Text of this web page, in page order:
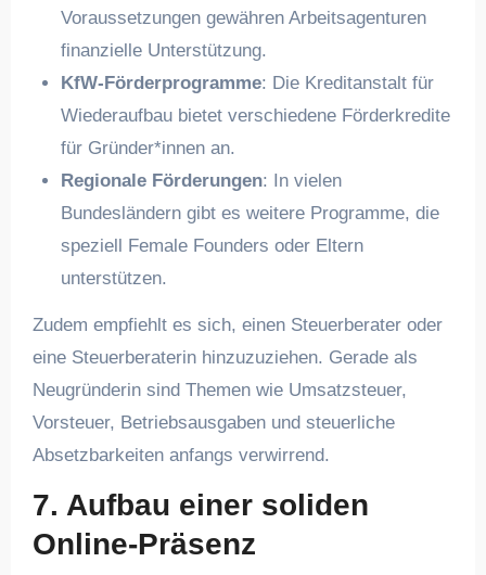
Voraussetzungen gewähren Arbeitsagenturen
finanzielle Unterstützung.
KfW-Förderprogramme: Die Kreditanstalt für
Wiederaufbau bietet verschiedene Förderkredite
für Gründer*innen an.
Regionale Förderungen: In vielen
Bundesländern gibt es weitere Programme, die
speziell Female Founders oder Eltern
unterstützen.
Zudem empfiehlt es sich, einen Steuerberater oder
eine Steuerberaterin hinzuzuziehen. Gerade als
Neugründerin sind Themen wie Umsatzsteuer,
Vorsteuer, Betriebsausgaben und steuerliche
Absetzbarkeiten anfangs verwirrend.
7. Aufbau einer soliden
Online-Präsenz